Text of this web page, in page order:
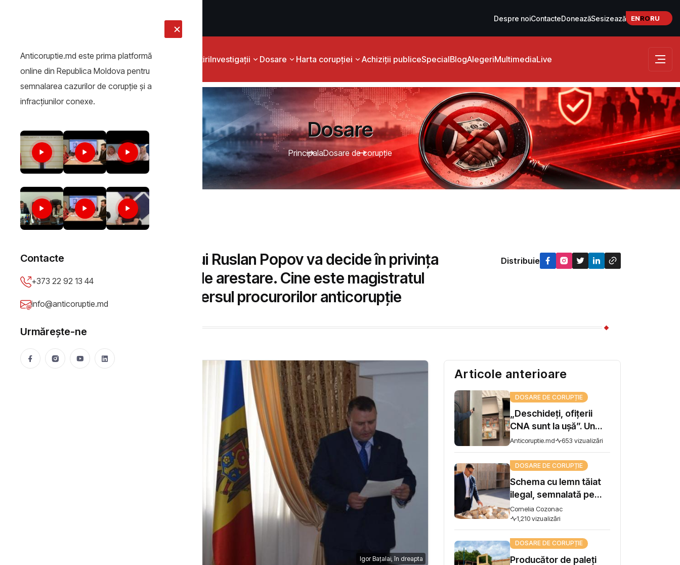
Despre noiContacteDoneazăSesizează ENRORU
ȘtiriInvestigații Dosare Harta corupției Achiziții publiceSpecialBlogAlegeriMultimediaLive
Anticoruptie.md este prima platformă
online din Republica Moldova pentru
semnalarea cazurilor de corupţie şi a
infracţiunilor conexe.
Contacte
+373 22 92 13 44
info@anticoruptie.md
Urmărește-ne
Dosare
PrincipalaDosare de corupție
Fost subaltern de al lui Ruslan Popov va decide în privinţa
eliberării mandatului de arestare. Cine este magistratul
care va examina demersul procurorilor anticorupţie
Distribuie
Igor Baţalai, în dreapta
Articole anterioare
DOSARE DE CORUPȚIE
„Deschideți, ofițerii
CNA sunt la ușă”. Un
șef de direcție la AIPA,
reținut pentru trafic de
influență
Anticoruptie.md 653 vizualizări
DOSARE DE CORUPȚIE
Schema cu lemn tăiat
ilegal, semnalată pe
Harta Corupției, ajunge
la Guvern. Premierul
Vasile Tofan: „Subiectul
se ia în lucru”
Cornelia Cozonac
1,210 vizualizări
DOSARE DE CORUPȚIE
Producător de paleți